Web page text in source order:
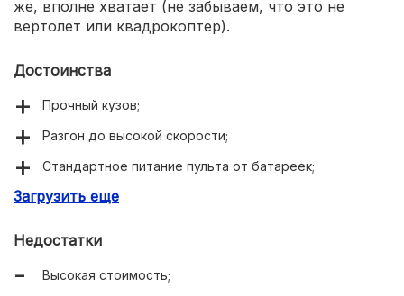
же, вполне хватает (не забываем, что это не
вертолет или квадрокоптер).
Достоинства
Прочный кузов;
Разгон до высокой скорости;
Стандартное питание пульта от батареек;
Стабильная связь;
Загрузить еще
Недостатки
Высокая стоимость;